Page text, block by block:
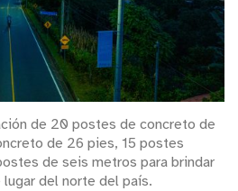
de 20 postes de concreto de
de 26 pies, 15 postes
de seis metros para brindar
del norte del país.